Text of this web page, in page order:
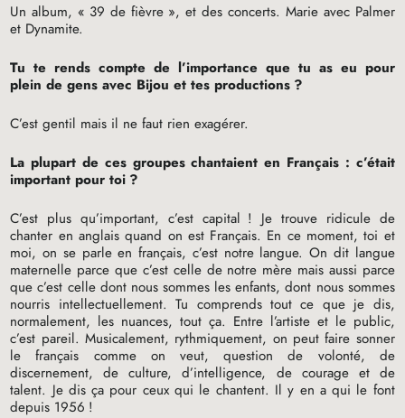
Un album, « 39 de fièvre », et des concerts. Marie avec Palmer
et Dynamite.
Tu te rends compte de l’importance que tu as eu pour
plein de gens avec Bijou et tes productions ?
C’est gentil mais il ne faut rien exagérer.
La plupart de ces groupes chantaient en Français : c’était
important pour toi ?
C’est plus qu’important, c’est capital ! Je trouve ridicule de
chanter en anglais quand on est Français. En ce moment, toi et
moi, on se parle en français, c’est notre langue. On dit langue
maternelle parce que c’est celle de notre mère mais aussi parce
que c’est celle dont nous sommes les enfants, dont nous sommes
nourris intellectuellement. Tu comprends tout ce que je dis,
normalement, les nuances, tout ça. Entre l’artiste et le public,
c’est pareil. Musicalement, rythmiquement, on peut faire sonner
le français comme on veut, question de volonté, de
discernement, de culture, d’intelligence, de courage et de
talent. Je dis ça pour ceux qui le chantent. Il y en a qui le font
depuis 1956 !